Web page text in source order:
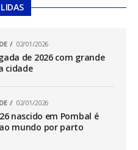
02/01/2026
de 2026 com grande
cidade
02/01/2026
nascido em Pombal é
mundo por parto